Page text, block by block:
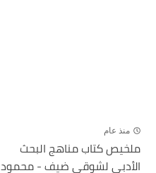
منذ عام
ملخيص كتاب مناهج البحث
الأدبي لشوقى ضيف - محمود